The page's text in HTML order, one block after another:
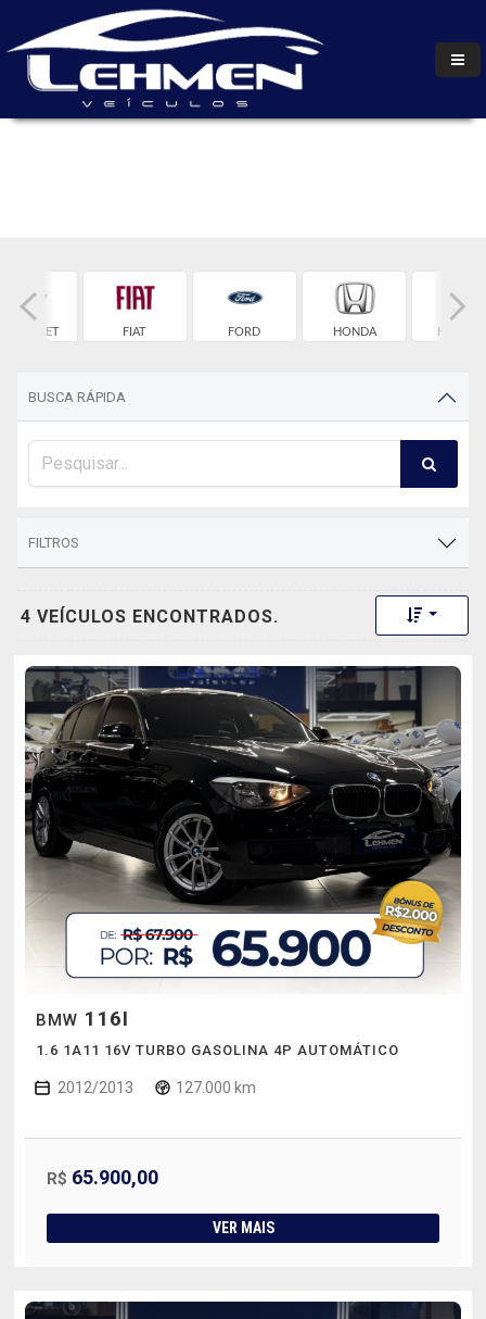
FIAT FORD HONDA
BUSCA RÁPIDA
FILTROS
4 VEÍCULOS ENCONTRADOS. Toggle
BMW 116I
1.6 1A11 16V TURBO GASOLINA 4P AUTOMÁTICO
2012/2013 127.000 km
R$ 65.900,00
VER MAIS